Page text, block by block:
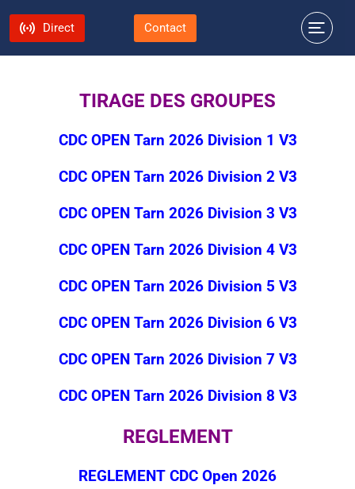
Direct Contact
TIRAGE DES GROUPES
CDC OPEN Tarn 2026 Division 1 V3
CDC OPEN Tarn 2026 Division 2 V3
CDC OPEN Tarn 2026 Division 3 V3
CDC OPEN Tarn 2026 Division 4 V3
CDC OPEN Tarn 2026 Division 5 V3
CDC OPEN Tarn 2026 Division 6 V3
CDC OPEN Tarn 2026 Division 7 V3
CDC OPEN Tarn 2026 Division 8 V3
REGLEMENT
REGLEMENT CDC Open 2026